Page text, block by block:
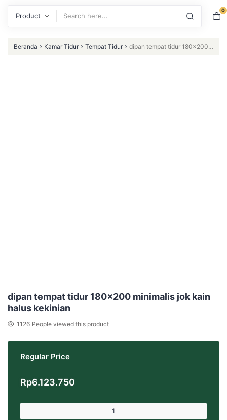
0
Beranda › Kamar Tidur › Tempat Tidur › dipan tempat tidur 180×200
dipan tempat tidur 180×200 minimalis jok kain
halus kekinian
1126 People viewed this product
Regular Price
Rp6.123.750